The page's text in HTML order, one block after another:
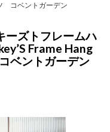
コベントガーデン
ーズトフレームハ
Frame Hang
ベントガーデン